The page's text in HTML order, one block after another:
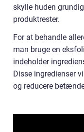
skylle huden
produktrester.
For at behandle
man bruge en
indeholder
Disse ingredienser
og reducere